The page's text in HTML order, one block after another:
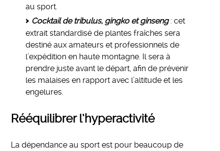
au sport.
Cocktail de tribulus, gingko et ginseng: cet
extrait standardisé de plantes fraîches sera
destiné aux amateurs et professionnels de
l’expédition en haute montagne. Il sera à
prendre juste avant le départ, afin de prévenir
les malaises en rapport avec l’altitude et les
engelures.
Rééquilibrer l’hyperactivité
La dépendance au sport est pour beaucoup de